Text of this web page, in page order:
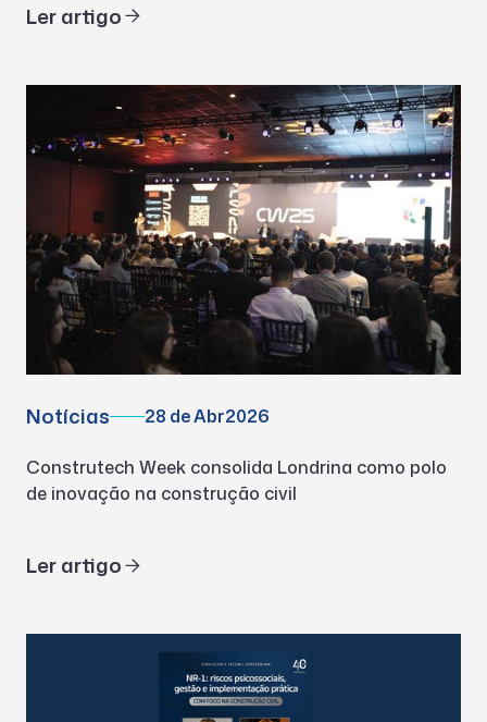
Ler artigo
Notícias 28 de Abr2026
Construtech Week consolida Londrina como polo
de inovação na construção civil
Ler artigo